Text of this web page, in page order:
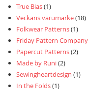
True Bias(1)
Veckans varumärke(18)
Folkwear Patterns(1)
Friday Pattern Company
Papercut Patterns(2)
Made by Runi(2)
Sewingheartdesign (1)
In the Folds(1)